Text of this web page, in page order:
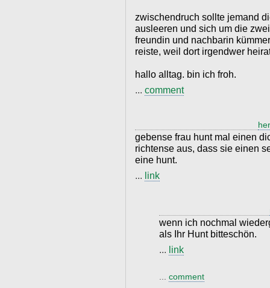
zwischendruch sollte jemand
ausleeren und sich um die
freundin und nachbarin
reiste, weil dort irgendwer
hallo alltag. bin ich froh.
... comment
gebense frau hunt mal einen
richtense aus, dass sie einen
eine hunt.
... link
wenn ich nochmal
als Ihr Hunt bitteschön.
... link
comment